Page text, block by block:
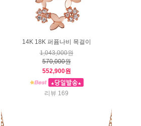
14K 18K 퍼퓸나비 목걸이
1,043,000원
570,000원
552,900원
리뷰 169